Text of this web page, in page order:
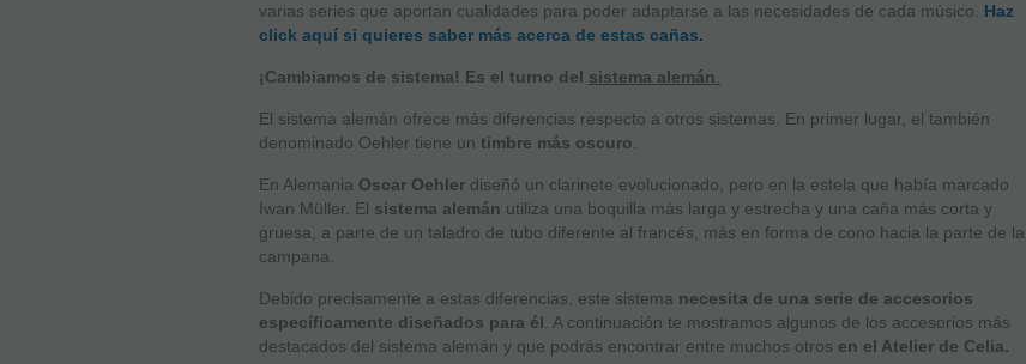
varias series que aportan cualidades para poder adaptarse a las necesidades de cada músico. Haz
click aquí si quieres saber más acerca de estas cañas.
¡Cambiamos de sistema! Es el turno del sistema alemán.
El sistema alemán ofrece más diferencias respecto a otros sistemas. En primer lugar, el también
denominado Oehler tiene un timbre más oscuro.
En Alemania Oscar Oehler diseñó un clarinete evolucionado, pero en la estela que había marcado
Iwan Müller. El sistema alemán utiliza una boquilla más larga y estrecha y una caña más corta y
gruesa, a parte de un taladro de tubo diferente al francés, más en forma de cono hacia la parte de la
campana.
Debido precisamente a estas diferencias, este sistema necesita de una serie de accesorios
específicamente diseñados para él. A continuación te mostramos algunos de los accesorios más
destacados del sistema alemán y que podrás encontrar entre muchos otros en el Atelier de Celia.